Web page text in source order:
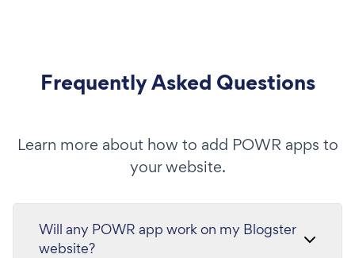
Frequently Asked Questions
Learn more about how to add POWR apps to
your website.
Will any POWR app work on my Blogster
website?